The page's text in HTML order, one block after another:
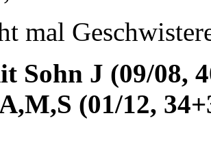
mal
Sohn J (09/08,
(01/12,